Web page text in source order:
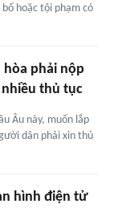
hoặc tội phạm có
phải nộp
thủ tục
Âu này, muốn lắp
dân phải xin thủ
hình điện tử